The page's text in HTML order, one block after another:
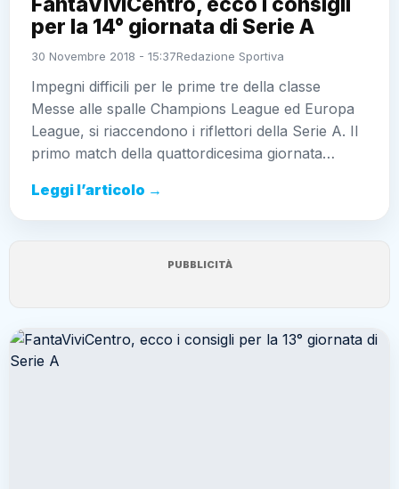
per la 14° giornata di Serie A
30 Novembre 2018 - 15:37Redazione Sportiva
Impegni difficili per le prime tre della classe
Messe alle spalle Champions League ed Europa
League, si riaccendono i riflettori della Serie A. Il
primo match della quattordicesima giornata…
Leggi l’articolo →
PUBBLICITÀ